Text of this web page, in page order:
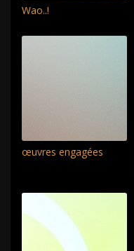
Wao..!
œuvres engagées